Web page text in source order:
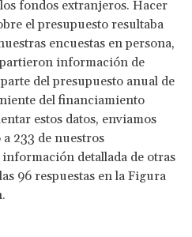
fondos extranjeros. Hacer
el presupuesto resultaba
encuestas en persona,
información de
del presupuesto anual de
del financiamiento
estos datos, enviamos
233 de nuestros
detallada de otras
96 respuestas en la Figura